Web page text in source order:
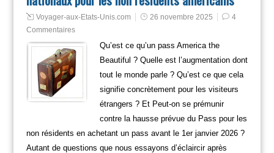
Voyager-aux-Etats-Unis.com 26 novembre 2025
4
Commentaires
Qu’est ce qu’un pass America the
Beautiful ? Quelle est l’augmentation dont
tout le monde parle ? Qu’est ce que cela
signifie concrètement pour les visiteurs
étrangers ? Et Peut-on se prémunir
contre la hausse prévue du Pass pour les
non résidents en achetant un pass avant le 1er janvier 2026 ?
Autant de questions que nous essayons d’éclaircir après